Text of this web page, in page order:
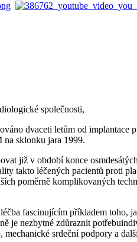
společnosti,
dvaceti letům od
sklonku jara 1999.
již v období konce
takto léčených pacientů proti
poměrně komplikovaných
fascinujícím příkladem toho,
je nezbytné zdůraznit
srdeční podpory a